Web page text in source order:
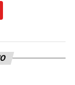
ha
Anche in
il suo